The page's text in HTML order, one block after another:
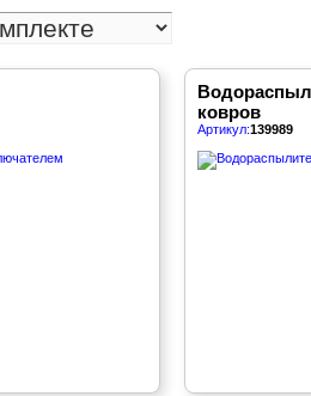
ковров
Артикул:139989